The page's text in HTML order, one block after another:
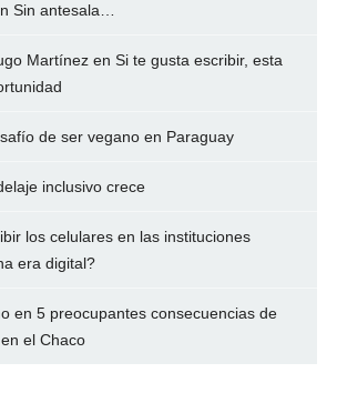
Sin antesala…
Martínezen Si te gusta escribir, esta
de ser vegano en Paraguay
inclusivo crece
los celulares en las instituciones
era digital?
en 5 preocupantes consecuencias de
el Chaco